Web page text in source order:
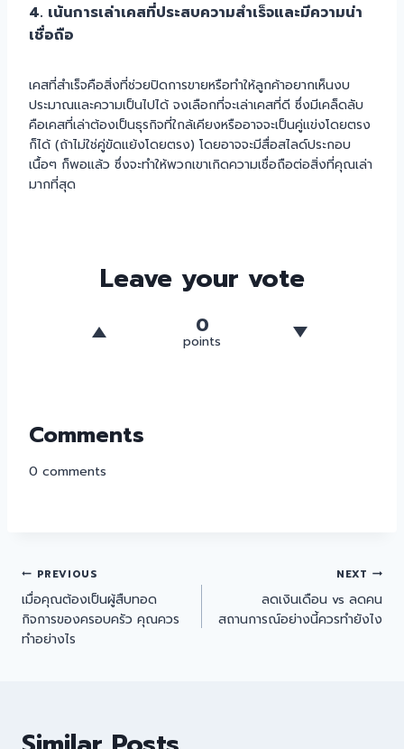
4. เน้นการเล่าเคสที่ประสบความสำเร็จและมีความน่า
เชื่อถือ
เคสที่สำเร็จคือสิ่งที่ช่วยปิดการขายหรือทำให้ลูกค้าอยากเห็นงบ
ประมาณและความเป็นไปได้ จงเลือกที่จะเล่าเคสที่ดี ซึ่งมีเคล็ดลับ
คือเคสที่เล่าต้องเป็นธุรกิจที่ใกล้เคียงหรืออาจจะเป็นคู่แข่งโดยตรง
ก็ได้ (ถ้าไม่ใช่คู่ขัดแย้งโดยตรง) โดยอาจจะมีสื่อสไลด์ประกอบ
เนื้อๆ ก็พอแล้ว ซึ่งจะทำให้พวกเขาเกิดความเชื่อถือต่อสิ่งที่คุณเล่า
มากที่สุด
Leave your vote
0
points
Comments
0 comments
PREVIOUS
เมื่อคุณต้องเป็นผู้สืบทอด
กิจการของครอบครัว คุณควร
ทำอย่างไร
NEXT
ลดเงินเดือน vs ลดคน
สถานการณ์อย่างนี้ควรทำยังไง